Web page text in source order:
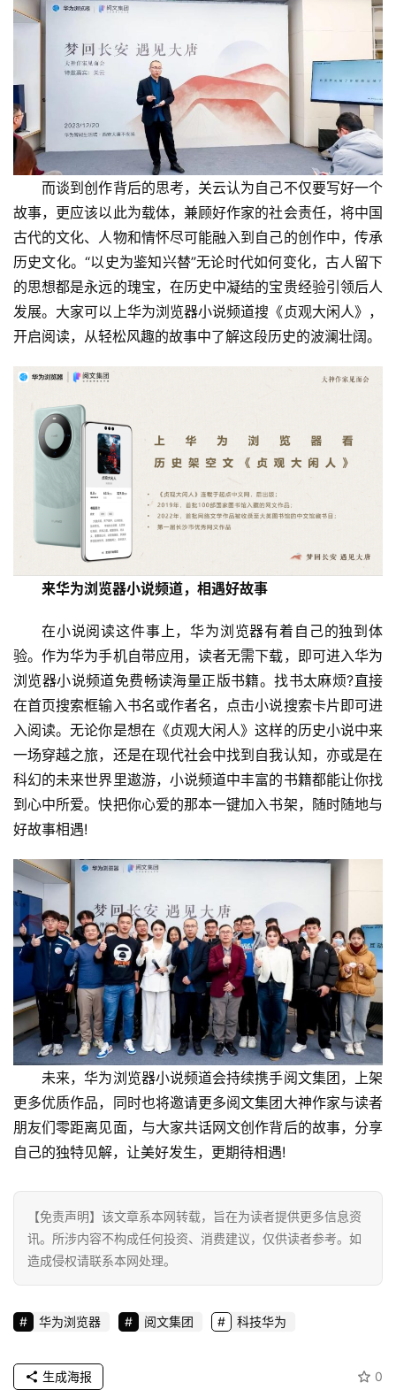
首
页
资
讯
商
业
教
育
专
题
汽
车
新
能
源
登录 注册
而谈到创作背后的思考，关云认为自己不仅要写好一个
故事，更应该以此为载体，兼顾好作家的社会责任，将中国
古代的文化、人物和情怀尽可能融入到自己的创作中，传承
历史文化。“以史为鉴知兴替”无论时代如何变化，古人留下
的思想都是永远的瑰宝，在历史中凝结的宝贵经验引领后人
发展。大家可以上华为浏览器小说频道搜《贞观大闲人》，
开启阅读，从轻松风趣的故事中了解这段历史的波澜壮阔。
来华为浏览器小说频道，相遇好故事
在小说阅读这件事上，华为浏览器有着自己的独到体
验。作为华为手机自带应用，读者无需下载，即可进入华为
浏览器小说频道免费畅读海量正版书籍。找书太麻烦?直接
在首页搜索框输入书名或作者名，点击小说搜索卡片即可进
入阅读。无论你是想在《贞观大闲人》这样的历史小说中来
一场穿越之旅，还是在现代社会中找到自我认知，亦或是在
科幻的未来世界里遨游，小说频道中丰富的书籍都能让你找
到心中所爱。快把你心爱的那本一键加入书架，随时随地与
好故事相遇!
未来，华为浏览器小说频道会持续携手阅文集团，上架
更多优质作品，同时也将邀请更多阅文集团大神作家与读者
朋友们零距离见面，与大家共话网文创作背后的故事，分享
自己的独特见解，让美好发生，更期待相遇!
【免责声明】该文章系本网转载，旨在为读者提供更多信息资
讯。所涉内容不构成任何投资、消费建议，仅供读者参考。如
造成侵权请联系本网处理。
华为浏览器 阅文集团 科技华为
0
生成海报